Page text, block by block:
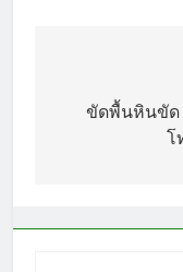
เรื่อง
ขัดพื้นหินขัด
โ